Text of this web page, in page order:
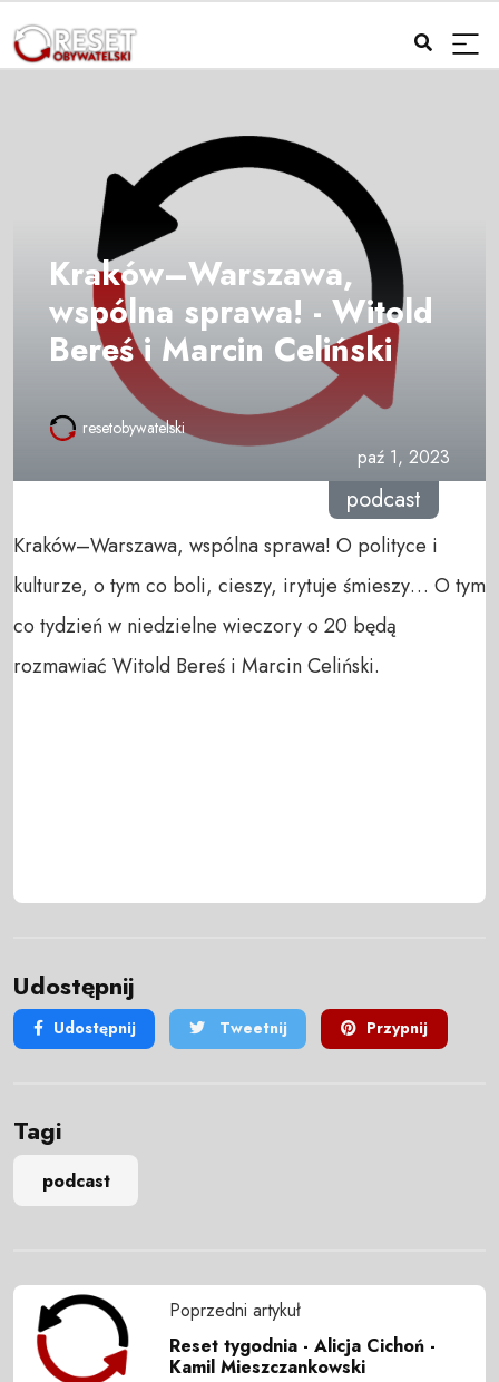
Kraków–Warszawa,
wspólna sprawa! - Witold
Bereś i Marcin Celiński
resetobywatelski
paź 1, 2023
podcast
Kraków–Warszawa, wspólna sprawa! O polityce i
kulturze, o tym co boli, cieszy, irytuje śmieszy… O tym
co tydzień w niedzielne wieczory o 20 będą
rozmawiać Witold Bereś i Marcin Celiński.
Udostępnij
Udostępnij Tweetnij Przypnij
Tagi
podcast
Poprzedni artykuł
Reset tygodnia - Alicja Cichoń -
Kamil Mieszczankowski